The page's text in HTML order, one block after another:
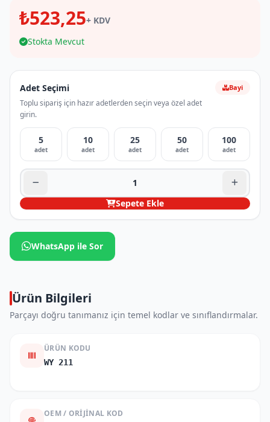
₺523,25+ KDV
Stokta Mevcut
Adet Seçimi
Toplu sipariş için hazır adetlerden seçin veya özel adet
girin.
Bayi
5
adet
10
adet
25
adet
50
adet
100
adet
Sepete Ekle
WhatsApp ile Sor
Ürün Bilgileri
Parçayı doğru tanımanız için temel kodlar ve sınıflandırmalar.
ÜRÜN KODU
WY 211
OEM / ORIJINAL KOD